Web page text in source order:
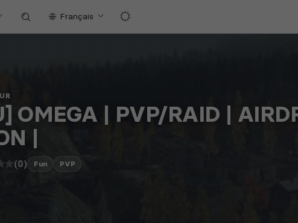
Français
OMEGA | PVP/RAID |
|
(0) Fun PVP